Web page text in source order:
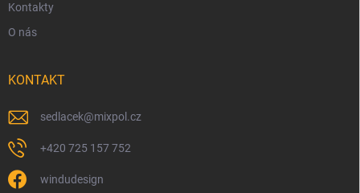
Kontakty
O nás
KONTAKT
sedlacek@mixpol.cz
+420 725 157 752
windudesign